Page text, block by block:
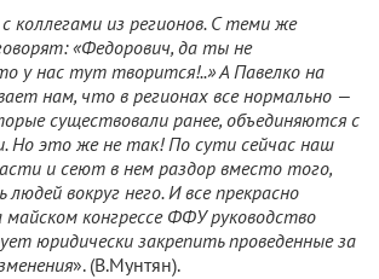
коллегами из регионов. С теми же
«Федорович, да ты не
у нас тут творится!..» А Павелко на
нам, что в регионах все нормально —
существовали ранее, объединяются с
Но это же не так! По сути сейчас наш
и сеют в нем раздор вместо того,
вокруг него. И все прекрасно
конгрессе ФФУ руководство
юридически закрепить проведенные за
». (В.Мунтян).